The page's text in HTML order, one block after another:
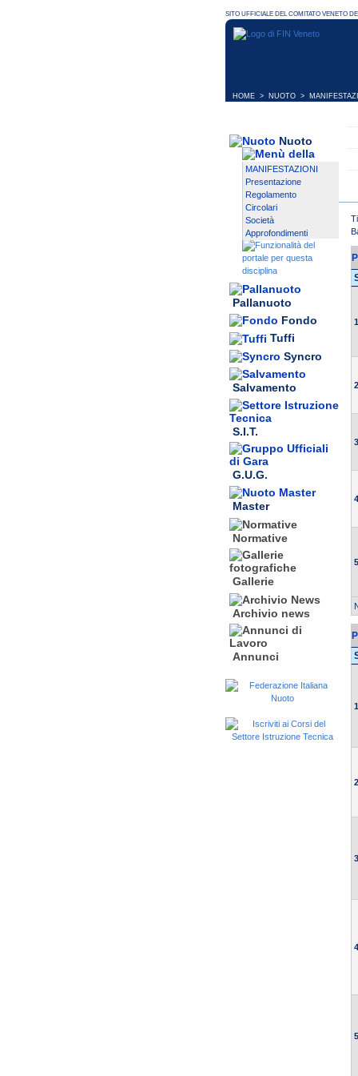
HOME > NUOTO >
Nuoto
MANIFESTAZIONI
Presentazione
Regolamento
Circolari
Società
Approfondimenti
Pallanuoto
Fondo
Tuffi
Syncro
Salvamento
S.I.T.
G.U.G.
Master
Normative
Gallerie
Archivio news
Annunci